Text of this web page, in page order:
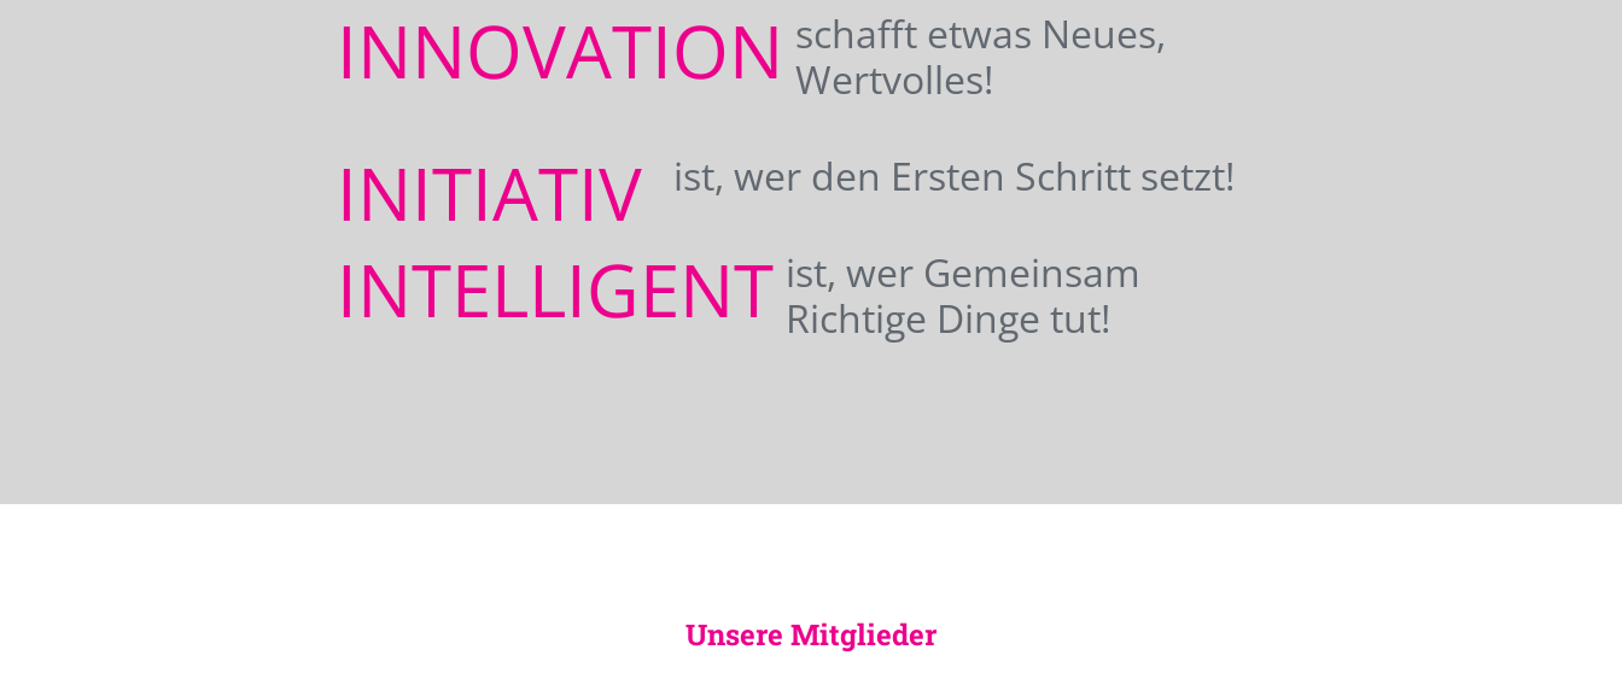
INNOVATION schafft etwas Neues,
Wertvolles!
INITIATIV ist, wer den Ersten Schritt setzt!
INTELLIGENT ist, wer Gemeinsam
Richtige Dinge tut!
Unsere Mitglieder